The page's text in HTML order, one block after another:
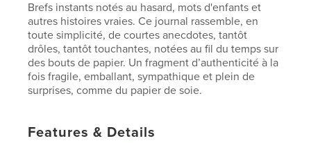
Brefs instants notés au hasard, mots d'enfants et
autres histoires vraies. Ce journal rassemble, en
toute simplicité, de courtes anecdotes, tantôt
drôles, tantôt touchantes, notées au fil du temps sur
des bouts de papier. Un fragment d’authenticité à la
fois fragile, emballant, sympathique et plein de
surprises, comme du papier de soie.
Features & Details